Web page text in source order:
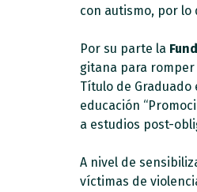
con autismo, por lo
Por su parte la
gitana para romper
Título de
educación
a estudios post-
A nivel de
víctimas de